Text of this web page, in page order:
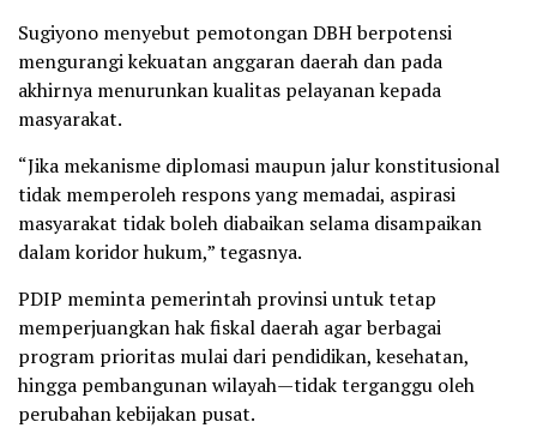
Sugiyono menyebut pemotongan DBH berpotensi
mengurangi kekuatan anggaran daerah dan pada
akhirnya menurunkan kualitas pelayanan kepada
masyarakat.
“Jika mekanisme diplomasi maupun jalur konstitusional
tidak memperoleh respons yang memadai, aspirasi
masyarakat tidak boleh diabaikan selama disampaikan
dalam koridor hukum,” tegasnya.
PDIP meminta pemerintah provinsi untuk tetap
memperjuangkan hak fiskal daerah agar berbagai
program prioritas mulai dari pendidikan, kesehatan,
hingga pembangunan wilayah—tidak terganggu oleh
perubahan kebijakan pusat.